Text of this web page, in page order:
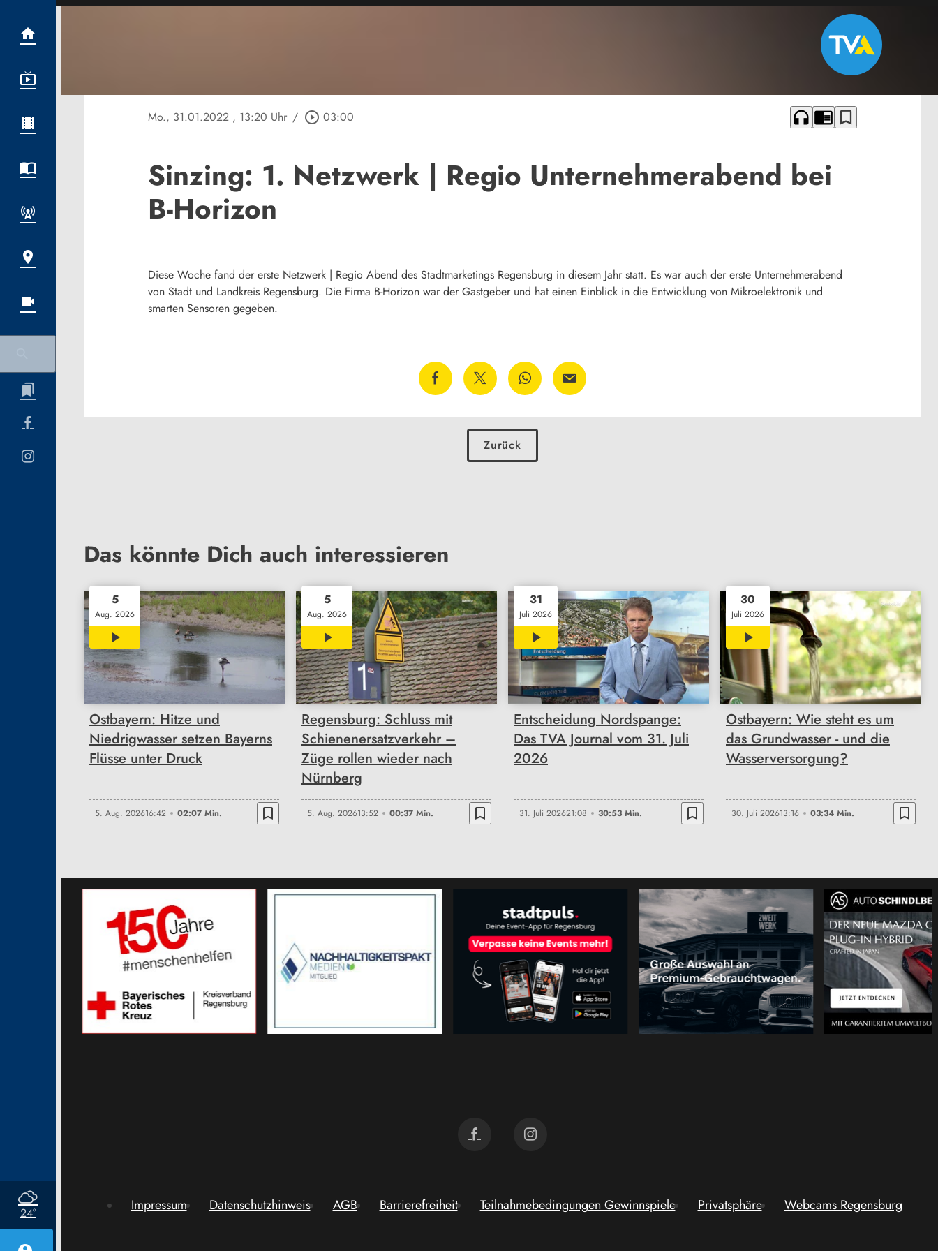
24°
Mo., 31.01.2022 , 13:20 Uhr / play_circle_outline 03:00 headphones chrome_reader_mode bookmark_border
Sinzing: 1. Netzwerk | Regio Unternehmerabend bei
B-Horizon
Diese Woche fand der erste Netzwerk | Regio Abend des Stadtmarketings Regensburg in diesem Jahr statt. Es war auch der erste Unternehmerabend
von Stadt und Landkreis Regensburg. Die Firma B-Horizon war der Gastgeber und hat einen Einblick in die Entwicklung von Mikroelektronik und
smarten Sensoren gegeben.
Zurück
Das könnte Dich auch interessieren
5
Aug. 2026
02:07
Ostbayern: Hitze und
Niedrigwasser setzen Bayerns
Flüsse unter Druck
5. Aug. 202616:42 02:07 Min. bookmark_border
5
Aug. 2026
00:37
Regensburg: Schluss mit
Schienenersatzverkehr –
Züge rollen wieder nach
Nürnberg
5. Aug. 202613:52 00:37 Min. bookmark_border
31
Juli 2026
30:53
Entscheidung Nordspange:
Das TVA Journal vom 31. Juli
2026
31. Juli 202621:08 30:53 Min. bookmark_border
30
Juli 2026
Ostbayern: Wie steht es um
das Grundwasser - und die
Wasserversorgung?
30. Juli 202613:16 03:34 Min. bookmark_border
Impressum Datenschutzhinweis AGB Barrierefreiheit Teilnahmebedingungen Gewinnspiele Privatsphäre Webcams Regensburg